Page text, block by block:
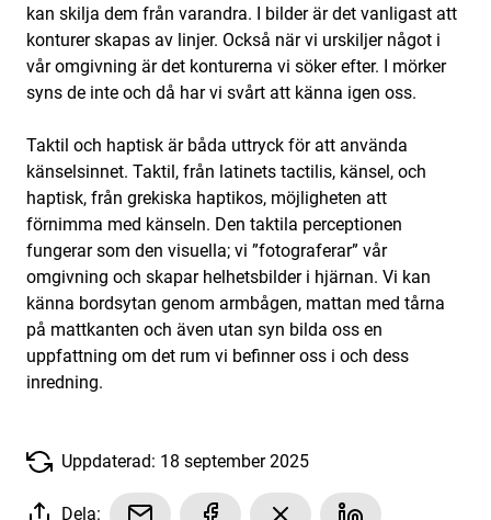
kan skilja dem från varandra. I bilder är det vanligast att
konturer skapas av linjer. Också när vi urskiljer något i
vår omgivning är det konturerna vi söker efter. I mörker
syns de inte och då har vi svårt att känna igen oss.
Taktil och haptisk är båda uttryck för att använda
känselsinnet. Taktil, från latinets tactilis, känsel, och
haptisk, från grekiska haptikos, möjligheten att
förnimma med känseln. Den taktila perceptionen
fungerar som den visuella; vi ”fotograferar” vår
omgivning och skapar helhetsbilder i hjärnan. Vi kan
känna bordsytan genom armbågen, mattan med tårna
på mattkanten och även utan syn bilda oss en
uppfattning om det rum vi befinner oss i och dess
inredning.
Uppdaterad: 18 september 2025
Dela: